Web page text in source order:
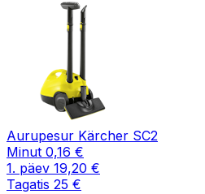
Aurupesur Kärcher SC2
Minut 0,16 €
1. päev 19,20 €
Tagatis 25 €